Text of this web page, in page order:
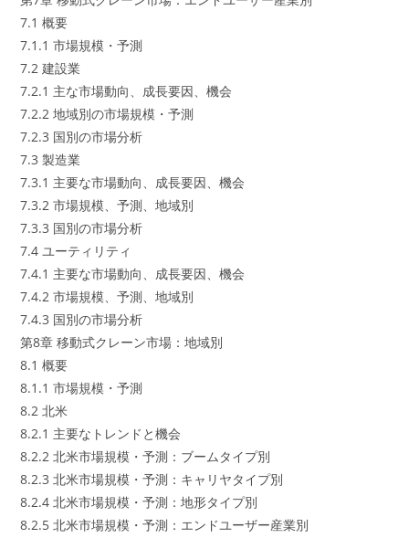
7.1 概要
7.1.1 市場規模・予測
7.2 建設業
7.2.1 主な市場動向、成長要因、機会
7.2.2 地域別の市場規模・予測
7.2.3 国別の市場分析
7.3 製造業
7.3.1 主要な市場動向、成長要因、機会
7.3.2 市場規模、予測、地域別
7.3.3 国別の市場分析
7.4 ユーティリティ
7.4.1 主要な市場動向、成長要因、機会
7.4.2 市場規模、予測、地域別
7.4.3 国別の市場分析
第8章 移動式クレーン市場：地域別
8.1 概要
8.1.1 市場規模・予測
8.2 北米
8.2.1 主要なトレンドと機会
8.2.2 北米市場規模・予測：ブームタイプ別
8.2.3 北米市場規模・予測：キャリヤタイプ別
8.2.4 北米市場規模・予測：地形タイプ別
8.2.5 北米市場規模・予測：エンドユーザー産業別